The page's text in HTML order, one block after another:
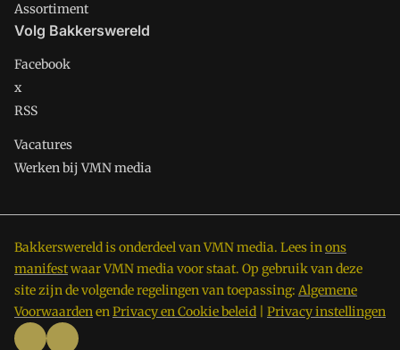
Assortiment
Volg Bakkerswereld
Facebook
x
RSS
Vacatures
Werken bij VMN media
Bakkerswereld is onderdeel van VMN media. Lees inons
manifestwaar VMN media voor staat. Op gebruik van deze
site zijn de volgende regelingen van toepassing: Algemene
VoorwaardenenPrivacy en Cookie beleid Privacy instellingen